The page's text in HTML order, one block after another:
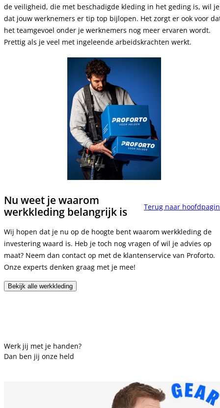
de veiligheid, die met beschadigde kleding in het geding is, wil je
dat jouw werknemers er tip top bijlopen. Het zorgt er ook voor
het teamgevoel onder je werknemers nog meer ervaren wordt.
Prettig als je veel met ingeleende arbeidskrachten werkt.
Terug naar
Nu weet je waarom
werkkleding belangrijk is
Wij hopen dat je nu op de hoogte bent waarom werkkleding de
investering waard is. Heb je toch nog vragen of wil je advies op
maat? Neem dan contact op met de klantenservice van Proforto.
Onze experts denken graag met je mee!
Bekijk alle werkkleding
Werk jij met je handen?
Dan ben jij onze held